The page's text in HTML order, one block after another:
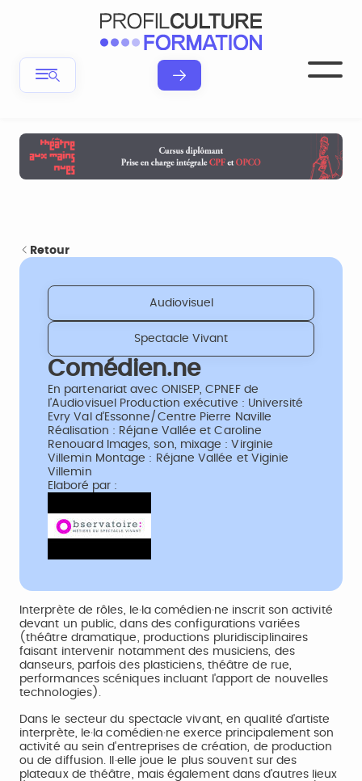
Retour
Audiovisuel
Spectacle Vivant
Comédien.ne
En partenariat avec ONISEP, CPNEF de
l’Audiovisuel Production exécutive : Université
Evry Val d’Essonne/Centre Pierre Naville
Réalisation : Réjane Vallée et Caroline
Renouard Images, son, mixage : Virginie
Villemin Montage : Réjane Vallée et Viginie
Villemin
Elaboré par :
Interprète de rôles, le·la comédien·ne inscrit son activité
devant un public, dans des configurations variées
(théâtre dramatique, productions pluridisciplinaires
faisant intervenir notamment des musiciens, des
danseurs, parfois des plasticiens, théâtre de rue,
performances scéniques incluant l'apport de nouvelles
technologies).
Dans le secteur du spectacle vivant, en qualité d'artiste
interprète, le·la comédien·ne exerce principalement son
activité au sein d'entreprises de création, de production
ou de diffusion. Il·elle joue le plus souvent sur des
plateaux de théâtre, mais également dans d'autres lieux